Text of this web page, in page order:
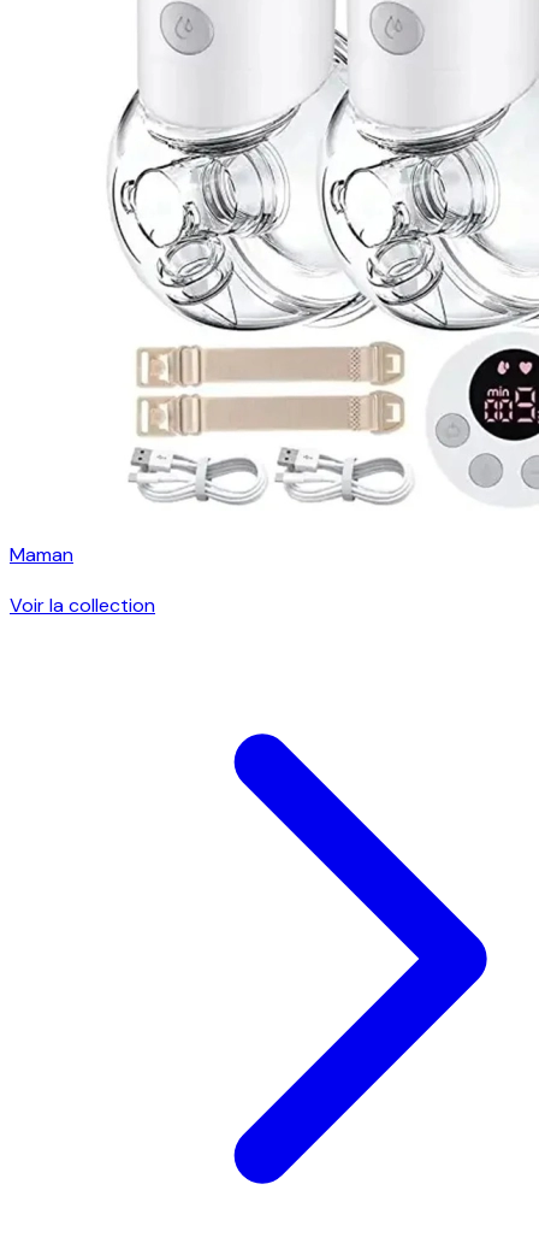
Maman
Voir la collection